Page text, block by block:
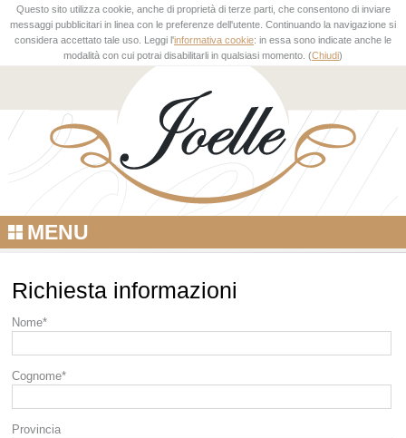
Questo sito utilizza cookie, anche di proprietà di terze parti, che consentono di inviare
messaggi pubblicitari in linea con le preferenze dell'utente. Continuando la navigazione si
considera accettato tale uso. Leggi l'informativa cookie: in essa sono indicate anche le
modalità con cui potrai disabilitarli in qualsiasi momento. (Chiudi)
MENU
Richiesta informazioni
Nome*
Cognome*
Provincia